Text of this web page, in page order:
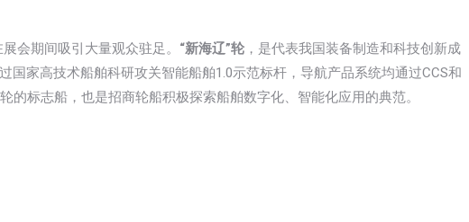
会期间吸引大量观众驻足。 “新海辽”轮 ，是代表我国装备制造和科技创新成
国家高技术船舶科研攻关智能船舶1.0示范标杆，导航产品系统均通过CCS和
的标志船，也是招商轮船积极探索船舶数字化、智能化应用的典范。